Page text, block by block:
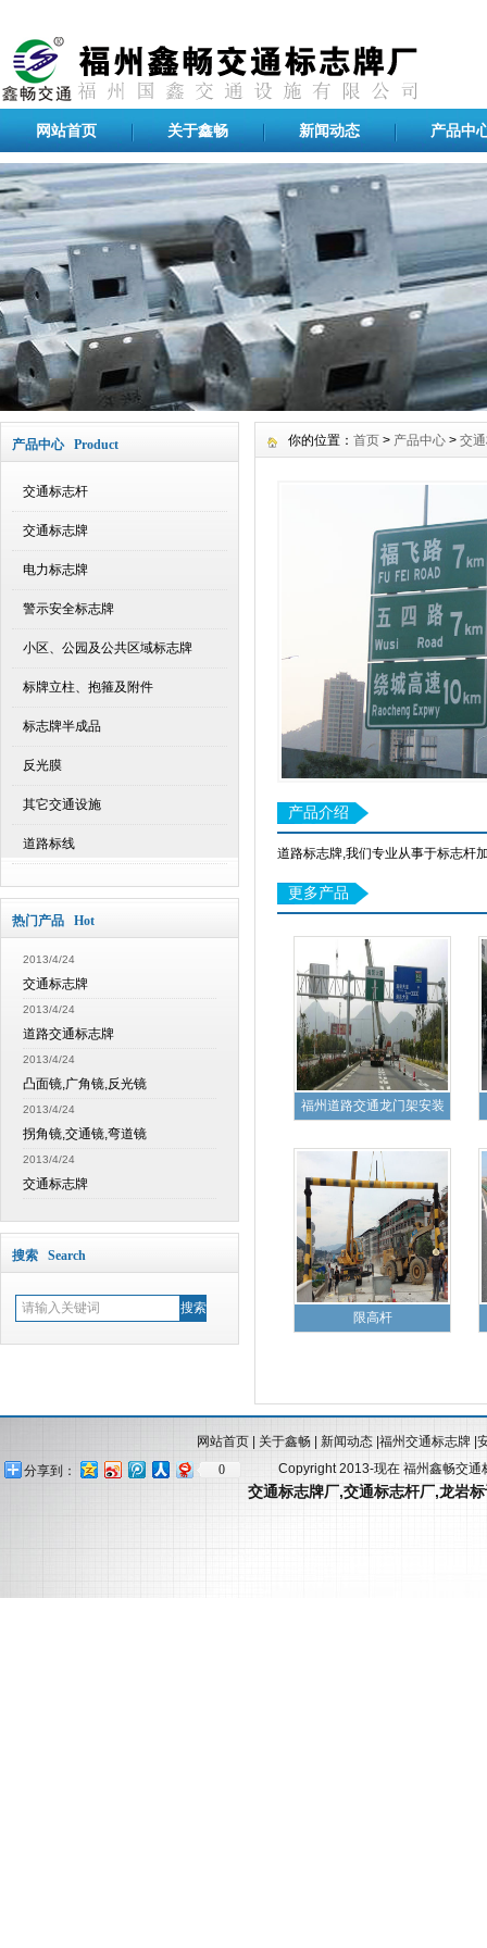
网站首页 关于鑫畅 新闻动态 产品中
产品中心 Product
交通标志杆
交通标志牌
电力标志牌
警示安全标志牌
小区、公园及公共区域标志牌
标牌立柱、抱箍及附件
标志牌半成品
反光膜
其它交通设施
道路标线
热门产品 Hot
2013/4/24
交通标志牌
2013/4/24
道路交通标志牌
2013/4/24
凸面镜,广角镜,反光镜
2013/4/24
拐角镜,交通镜,弯道镜
2013/4/24
交通标志牌
搜索 Search
你的位置： 首页 > 产品中心 > 交
产品介绍
道路标志牌,我们专业从事于标志杆
更多产品
福州道路交通龙门架安装
限高杆
网站首页 关于鑫畅 新闻动态 福州交通标志牌
分享到：
0 Copyright 2013-现在 福州鑫畅交
交通标志牌厂,交通标志杆厂,龙岩